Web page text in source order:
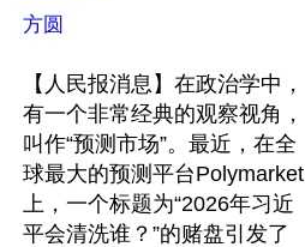
方圆
【人民报消息】在政治学中，
有一个非常经典的观察视角，
叫作“预测市场”。最近，在全
球最大的预测平台Polymarket
上，一个标题为“2026年习近
平会清洗谁？”的赌盘引发了